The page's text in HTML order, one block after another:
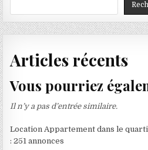
Articles récents
Vous pourriez
Il n’y a pas d’entrée similaire.
Location Appartement dans le
: 251 annonces